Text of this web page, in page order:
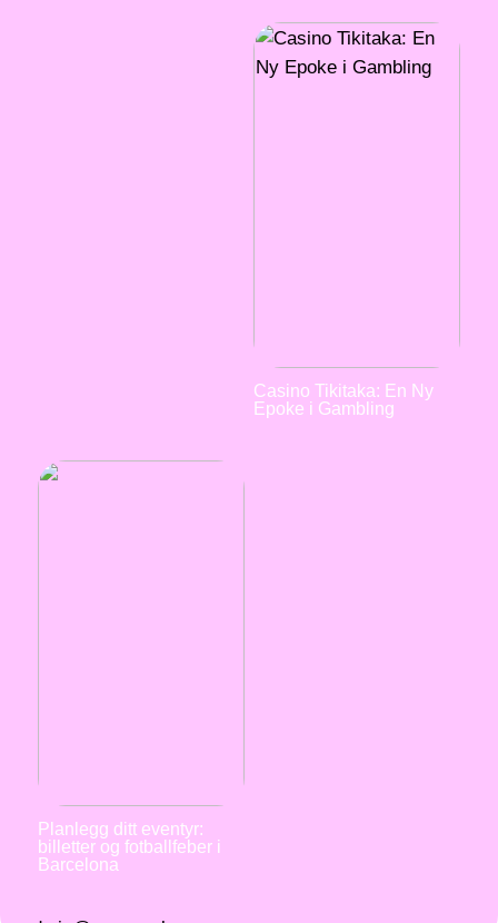
Casino Tikitaka: En Ny
Epoke i Gambling
Planlegg ditt eventyr:
billetter og fotballfeber i
Barcelona